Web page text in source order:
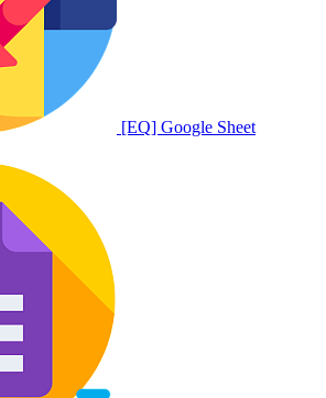
[EQ] Google Sheet